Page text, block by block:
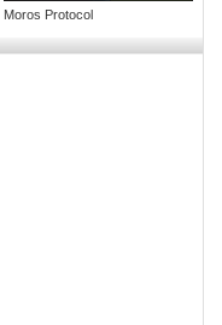
Moros Protocol